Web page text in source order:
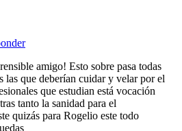
amigo! Esto sobre pasa todas
las que deberían cuidar y velar por el
que estudian está vocación
tanto la sanidad para el
quizás para Rogelio este todo